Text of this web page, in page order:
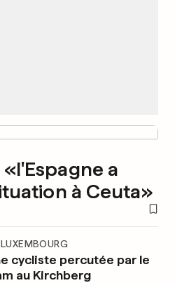
a
à Ceuta»
cycliste percutée par le
au Kirchberg